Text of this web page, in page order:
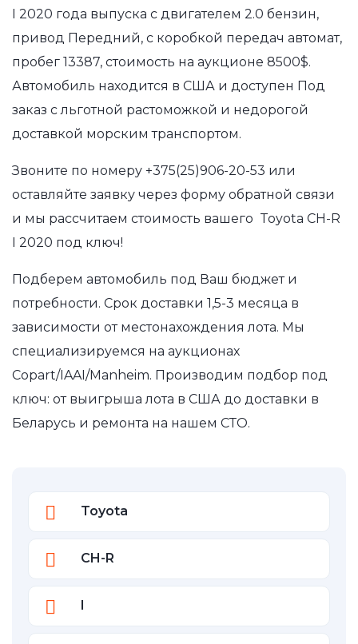
I 2020 года выпуска с двигателем 2.0 бензин,
привод Передний, с коробкой передач автомат,
пробег 13387, стоимость на аукционе 8500$.
Автомобиль находится в США и доступен Под
заказ с льготной растоможкой и недорогой
доставкой морским транспортом.
Звоните по номеру +375(25)906-20-53 или
оставляйте заявку через форму обратной связи
и мы рассчитаем стоимость вашего Toyota CH-R
I 2020 под ключ!
Подберем автомобиль под Ваш бюджет и
потребности. Срок доставки 1,5-3 месяца в
зависимости от местонахождения лота. Мы
специализируемся на аукционах
Copart/IAAI/Manheim. Производим подбор под
ключ: от выигрыша лота в США до доставки в
Беларусь и ремонта на нашем СТО.
Toyota
CH-R
I